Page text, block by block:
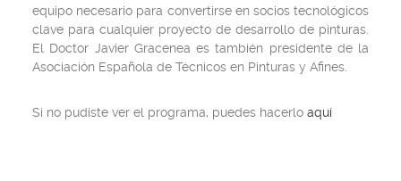
equipo necesario para convertirse en socios tecnológicos
clave para cualquier proyecto de desarrollo de pinturas.
El Doctor Javier Gracenea es también presidente de la
Asociación Española de Técnicos en Pinturas y Afines.
Si no pudiste ver el programa, puedes hacerlo aquí